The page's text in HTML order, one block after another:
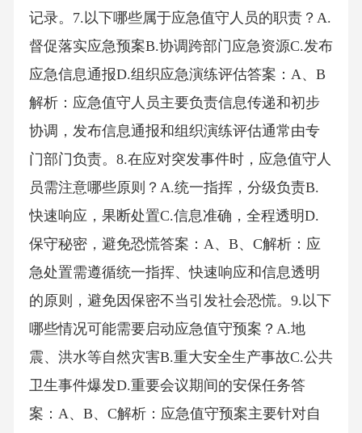
记录。7.以下哪些属于应急值守人员的职责？A.
督促落实应急预案B.协调跨部门应急资源C.发布
应急信息通报D.组织应急演练评估答案：A、B
解析：应急值守人员主要负责信息传递和初步
协调，发布信息通报和组织演练评估通常由专
门部门负责。8.在应对突发事件时，应急值守人
员需注意哪些原则？A.统一指挥，分级负责B.
快速响应，果断处置C.信息准确，全程透明D.
保守秘密，避免恐慌答案：A、B、C解析：应
急处置需遵循统一指挥、快速响应和信息透明
的原则，避免因保密不当引发社会恐慌。9.以下
哪些情况可能需要启动应急值守预案？A.地
震、洪水等自然灾害B.重大安全生产事故C.公共
卫生事件爆发D.重要会议期间的安保任务答
案：A、B、C解析：应急值守预案主要针对自